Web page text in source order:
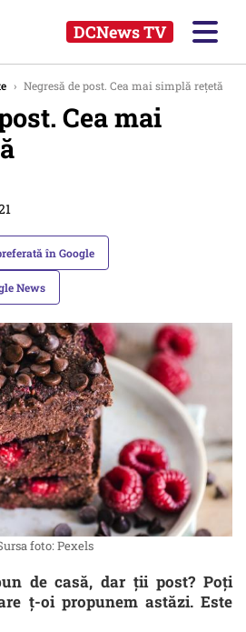
DCNews TV
› Negresă de post. Cea mai simplă rețetă
Cea mai
în Google
News
foto: Pexels
de casă, dar ții post? Poți
ț-oi propunem astăzi. Este